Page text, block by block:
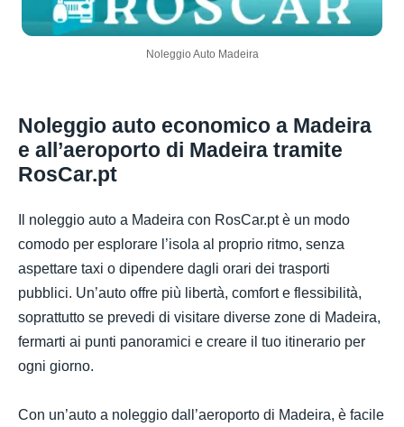
Noleggio Auto Madeira
Noleggio auto economico a Madeira
e all’aeroporto di Madeira tramite
RosCar.pt
Il noleggio auto a Madeira con RosCar.pt è un modo
comodo per esplorare l’isola al proprio ritmo, senza
aspettare taxi o dipendere dagli orari dei trasporti
pubblici. Un’auto offre più libertà, comfort e flessibilità,
soprattutto se prevedi di visitare diverse zone di Madeira,
fermarti ai punti panoramici e creare il tuo itinerario per
ogni giorno.
Con un’auto a noleggio dall’aeroporto di Madeira, è facile